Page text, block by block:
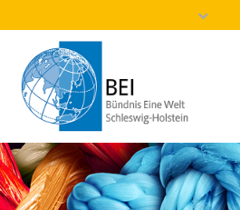
Mitglieder